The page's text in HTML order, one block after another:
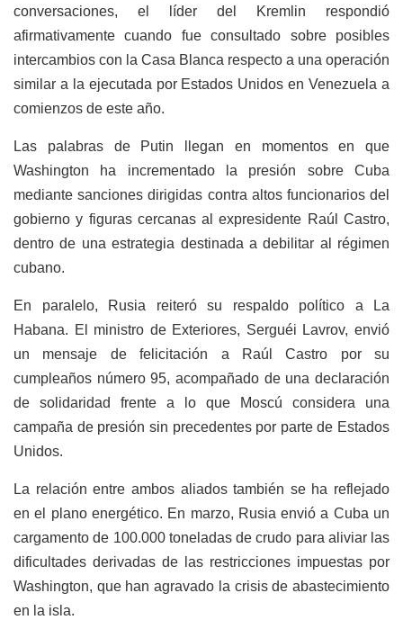
conversaciones, el líder del Kremlin respondió
afirmativamente cuando fue consultado sobre posibles
intercambios con la Casa Blanca respecto a una operación
similar a la ejecutada por Estados Unidos en Venezuela a
comienzos de este año.
Las palabras de Putin llegan en momentos en que
Washington ha incrementado la presión sobre Cuba
mediante sanciones dirigidas contra altos funcionarios del
gobierno y figuras cercanas al expresidente Raúl Castro,
dentro de una estrategia destinada a debilitar al régimen
cubano.
En paralelo, Rusia reiteró su respaldo político a La
Habana. El ministro de Exteriores, Serguéi Lavrov, envió
un mensaje de felicitación a Raúl Castro por su
cumpleaños número 95, acompañado de una declaración
de solidaridad frente a lo que Moscú considera una
campaña de presión sin precedentes por parte de Estados
Unidos.
La relación entre ambos aliados también se ha reflejado
en el plano energético. En marzo, Rusia envió a Cuba un
cargamento de 100.000 toneladas de crudo para aliviar las
dificultades derivadas de las restricciones impuestas por
Washington, que han agravado la crisis de abastecimiento
en la isla.